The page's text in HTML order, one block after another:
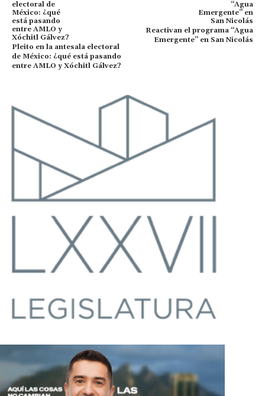
Pleito en la antesala electoral
de México: ¿qué está pasando
entre AMLO y Xóchitl Gálvez?
Reactivan el programa “Agua
Emergente” en San Nicolás